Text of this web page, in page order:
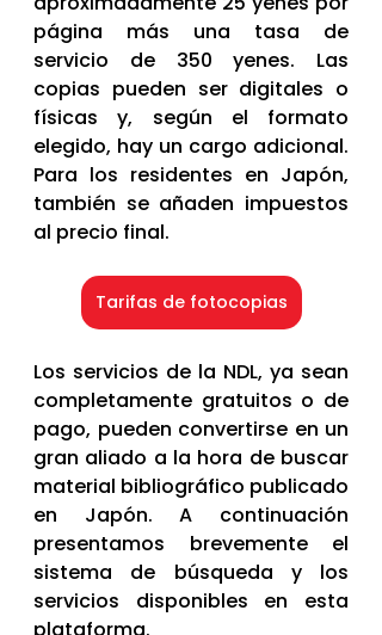
página más una tasa de
servicio de 350 yenes. Las
copias pueden ser digitales o
físicas y, según el formato
elegido, hay un cargo adicional.
Para los residentes en Japón,
también se añaden impuestos
al precio final.
Tarifas de fotocopias
Los servicios de la NDL, ya sean
completamente gratuitos o de
pago, pueden convertirse en un
gran aliado a la hora de buscar
material bibliográfico publicado
en Japón. A continuación
presentamos brevemente el
sistema de búsqueda y los
servicios disponibles en esta